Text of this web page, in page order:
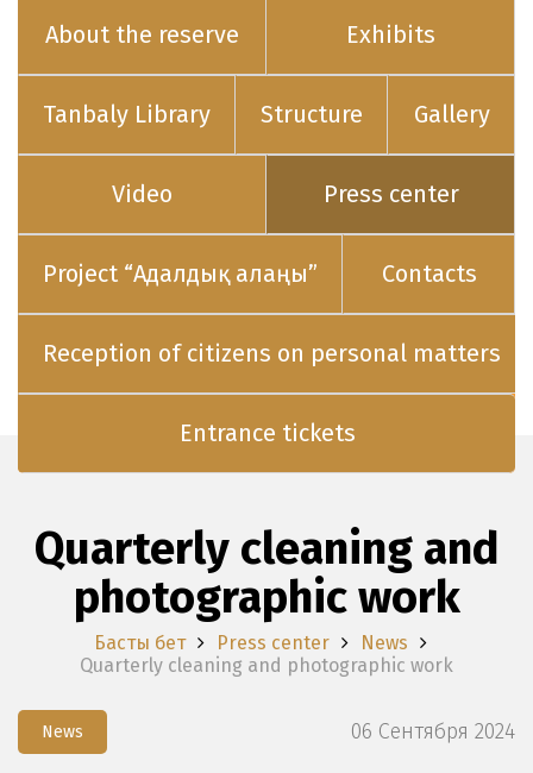
About the reserve Exhibits
Tanbaly Library Structure Gallery
Video Press center
Project “Адалдық алаңы” Contacts
Reception of citizens on personal matters
Entrance tickets
Quarterly cleaning and
photographic work
Басты бет Press center
News
Quarterly cleaning and photographic work
News 06 Сентября 2024